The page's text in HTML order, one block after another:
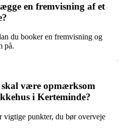
en fremvisning af et
du booker en fremvisning og
på.
være opmærksom
i Kerteminde?
punkter, du bør overveje